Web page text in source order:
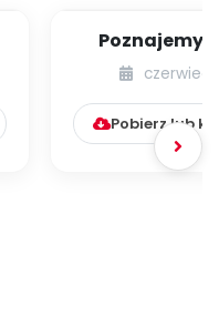
Poznajemy
czerwiec
Pobierz lub